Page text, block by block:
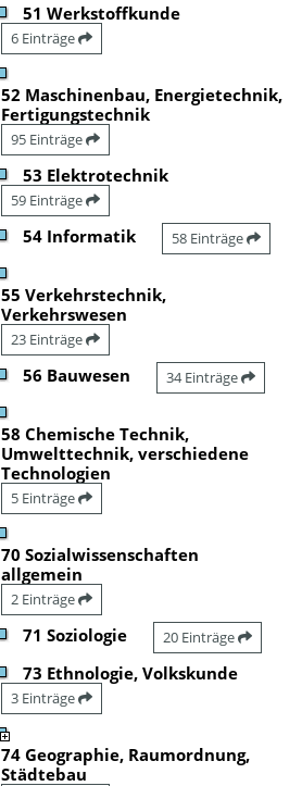
51 Werkstoffkunde
6 Einträge
52 Maschinenbau, Energietechnik,
Fertigungstechnik
95 Einträge
53 Elektrotechnik
59 Einträge
54 Informatik 58 Einträge
55 Verkehrstechnik,
Verkehrswesen
23 Einträge
56 Bauwesen 34 Einträge
58 Chemische Technik,
Umwelttechnik, verschiedene
Technologien
5 Einträge
70 Sozialwissenschaften
allgemein
2 Einträge
71 Soziologie 20 Einträge
73 Ethnologie, Volkskunde
3 Einträge
74 Geographie, Raumordnung,
Städtebau